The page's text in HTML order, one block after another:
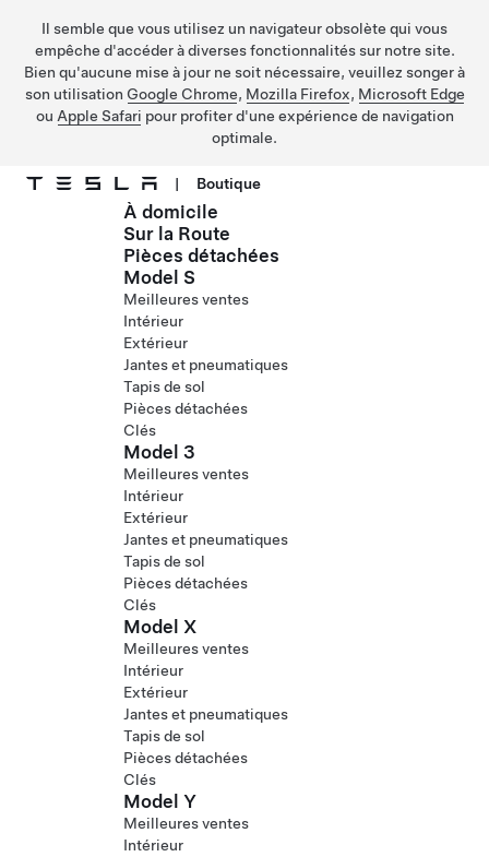
Il semble que vous utilisez un navigateur obsolète qui vous
empêche d'accéder à diverses fonctionnalités sur notre site.
Bien qu'aucune mise à jour ne soit nécessaire, veuillez songer à
son utilisation Google Chrome, Mozilla Firefox, Microsoft Edge
ou Apple Safari pour profiter d'une expérience de navigation
optimale.
Passer au contenu principal
| Boutique
À domicile
Sur la Route
Pièces détachées
Model S
Meilleures ventes
Intérieur
Extérieur
Jantes et pneumatiques
Tapis de sol
Pièces détachées
Clés
Model 3
Meilleures ventes
Intérieur
Extérieur
Jantes et pneumatiques
Tapis de sol
Pièces détachées
Clés
Model X
Meilleures ventes
Intérieur
Extérieur
Jantes et pneumatiques
Tapis de sol
Pièces détachées
Clés
Model Y
Meilleures ventes
Intérieur